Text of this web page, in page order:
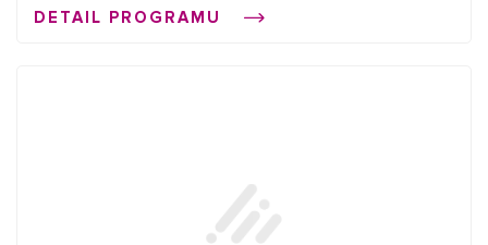
stickers will always give your sports endeavor the right
DETAIL PROGRAMU